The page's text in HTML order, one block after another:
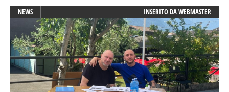
NEWS INSERITO DAWEBMASTER